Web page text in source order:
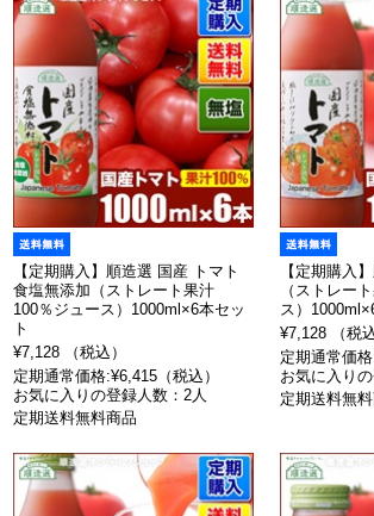
【定期購入】順造選 国産 トマト
食塩無添加（ストレート果汁
100％ジュース）1000ml×6本セッ
ト
¥7,128 （税込）
定期通常価格:¥6,415（税込）
お気に入りの登録人数：2人
定期送料無料商品
【定期購入
（ストレー
ス）
¥7,128 （税込
定期通常価格
お気に入り
定期送料無